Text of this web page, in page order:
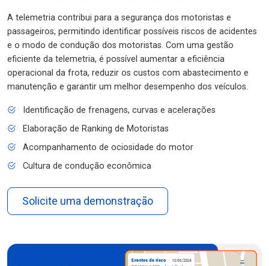
A telemetria contribui para a segurança dos motoristas e
passageiros, permitindo identificar possíveis riscos de acidentes
e o modo de condução dos motoristas. Com uma gestão
eficiente da telemetria, é possível aumentar a eficiência
operacional da frota, reduzir os custos com abastecimento e
manutenção e garantir um melhor desempenho dos veículos.
Identificação de frenagens, curvas e acelerações
Elaboração de Ranking de Motoristas
Acompanhamento de ociosidade do motor
Cultura de condução econômica
Solicite uma demonstração